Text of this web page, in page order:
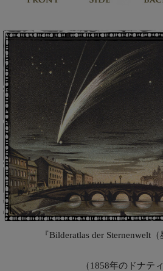
『Bilderatlas der Sternenwelt
（1858年のドナテ